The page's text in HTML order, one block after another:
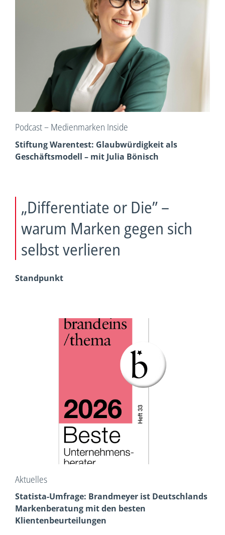
Podcast – Medienmarken Inside
Stiftung Warentest: Glaubwürdigkeit als
Geschäftsmodell – mit Julia Bönisch
„Differentiate or Die” –
warum Marken gegen sich
selbst verlieren
Standpunkt
Aktuelles
Statista-Umfrage: Brandmeyer ist Deutschlands
Markenberatung mit den besten
Klientenbeurteilungen